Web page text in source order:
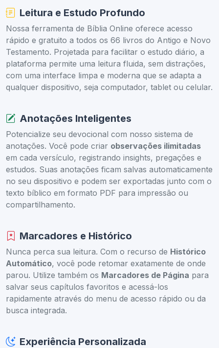
Leitura e Estudo Profundo
Nossa ferramenta de Bíblia Online oferece acesso
rápido e gratuito a todos os 66 livros do Antigo e Novo
Testamento. Projetada para facilitar o estudo diário, a
plataforma permite uma leitura fluida, sem distrações,
com uma interface limpa e moderna que se adapta a
qualquer dispositivo, seja computador, tablet ou celular.
Anotações Inteligentes
Potencialize seu devocional com nosso sistema de
anotações. Você pode criar observações ilimitadas
em cada versículo, registrando insights, pregações e
estudos. Suas anotações ficam salvas automaticamente
no seu dispositivo e podem ser exportadas junto com o
texto bíblico em formato PDF para impressão ou
compartilhamento.
Marcadores e Histórico
Nunca perca sua leitura. Com o recurso de Histórico
Automático, você pode retomar exatamente de onde
parou. Utilize também os Marcadores de Página para
salvar seus capítulos favoritos e acessá-los
rapidamente através do menu de acesso rápido ou da
busca integrada.
Experiência Personalizada